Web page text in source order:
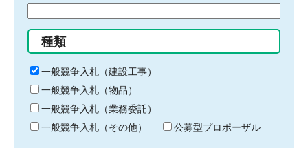
る
キ
ー
ワ
ー
ド
種類
一般競争入札（建設工事）
一般競争入札（物品）
一般競争入札（業務委託）
一般競争入札（その他）
公募型プロポーザル